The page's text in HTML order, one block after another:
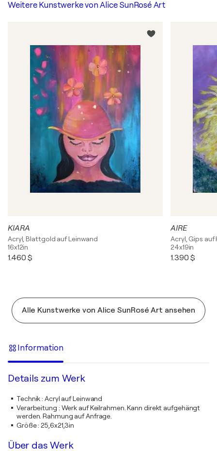
Weitere Kunstwerke vonAlice SunRosé Art
KIARA
Acryl, Blattgold auf Leinwand
16x12in
1.460 $
AIRE
Acryl, Gips auf
24x19in
1.390 $
Alle Kunstwerke von Alice SunRosé Art ansehen
Information
Details zum Werk
Technik:Acryl auf Leinwand
Verarbeitung : Werk auf Keilrahmen. Kann direkt aufgehängt
werden. Rahmung auf Anfrage.
Größe: 25,6x21,3in
Über das Werk